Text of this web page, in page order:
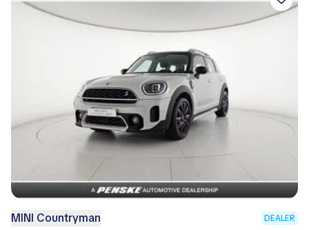
MINI Countryman DEALER